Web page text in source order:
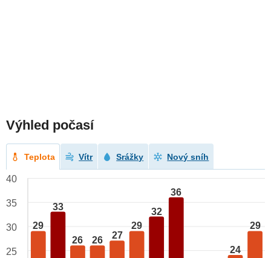
Výhled počasí
Teplota Vítr Srážky Nový sníh
29
33
26 26 27
29
32
36
24
29
40
35
30
25